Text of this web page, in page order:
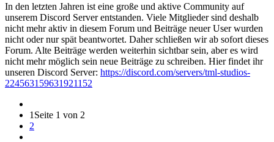
In den letzten Jahren ist eine große und aktive Community auf
unserem Discord Server entstanden. Viele Mitglieder sind deshalb
nicht mehr aktiv in diesem Forum und Beiträge neuer User wurden
nicht oder nur spät beantwortet. Daher schließen wir ab sofort dieses
Forum. Alte Beiträge werden weiterhin sichtbar sein, aber es wird
nicht mehr möglich sein neue Beiträge zu schreiben. Hier findet ihr
unseren Discord Server: https://discord.com/servers/tml-studios-
224563159631921152
1 Seite 1 von 2
2